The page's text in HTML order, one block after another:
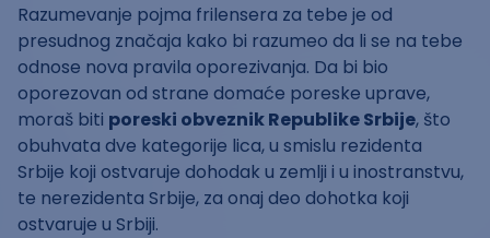
Razumevanje pojma frilensera za tebe je od
presudnog značaja kako bi razumeo da li se na tebe
odnose nova pravila oporezivanja. Da bi bio
oporezovan od strane domaće poreske uprave,
moraš biti poreski obveznik Republike Srbije, što
obuhvata dve kategorije lica, u smislu rezidenta
Srbije koji ostvaruje dohodak u zemlji i u inostranstvu,
te nerezidenta Srbije, za onaj deo dohotka koji
ostvaruje u Srbiji.